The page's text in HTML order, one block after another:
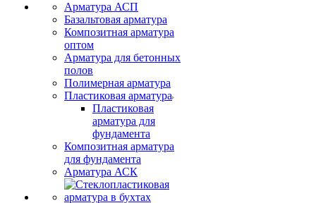
Арматура АСП
Базальтовая арматура
Композитная арматура
оптом
Арматура для бетонных
полов
Полимерная арматура
Пластиковая арматура
Пластиковая
арматура для
фундамента
Композитная арматура
для фундамента
Арматура АСК